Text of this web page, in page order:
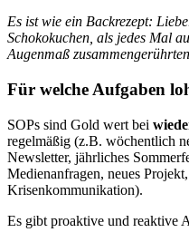
Es ist wie ein Backrezept:
Schokokuchen, als jedes Mal
Augenmaß
Für welche Aufgaben
SOPs sind Gold wert bei
regelmäßig (z.B. wöchentlich
Newsletter, jährliches
Medienanfragen, neues
Krisenkommunikation).
Es gibt proaktive und reaktive